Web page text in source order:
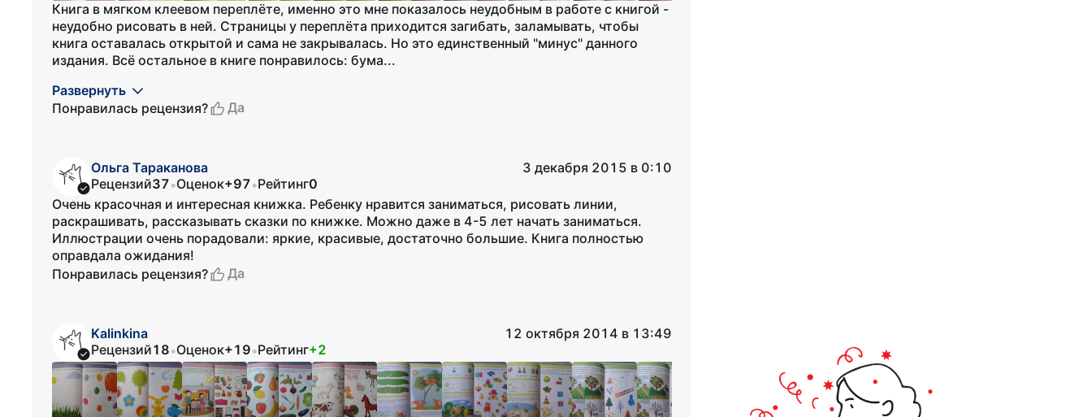
Книга в мягком клеевом переплёте, именно это мне показалось неудобным в работе с книгой -
неудобно рисовать в ней. Страницы у переплёта приходится загибать, заламывать, чтобы
книга оставалась открытой и сама не закрывалась. Но это единственный "минус" данного
издания. Всё остальное в книге понравилось: бума...
Развернуть
Понравилась рецензия?
Да
Ольга Тараканова
3 декабря 2015 в 0:10
Рецензий37•Оценок+97•Рейтинг0
Очень красочная и интересная книжка. Ребенку нравится заниматься, рисовать линии,
раскрашивать, рассказывать сказки по книжке. Можно даже в 4-5 лет начать заниматься.
Иллюстрации очень порадовали: яркие, красивые, достаточно большие. Книга полностью
оправдала ожидания!
Понравилась рецензия?
Да
Kalinkina
12 октября 2014 в 13:49
Рецензий18•Оценок+19•Рейтинг+2